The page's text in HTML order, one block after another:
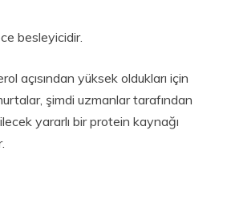
besleyicidir.
açısından yüksek oldukları için
şimdi uzmanlar tarafından
yararlı bir protein kaynağı